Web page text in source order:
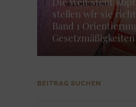
stellen wir sie
Band 1
Gesetzmäßigkeiten
BEITRAG SUCHEN